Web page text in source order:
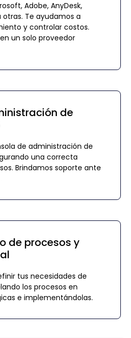
Adobe, AnyDesk,
otras. Te ayudamos a
y controlar costos.
un solo proveedor
de
de administración de
una correcta
Brindamos soporte ante
de procesos y
tus necesidades de
los procesos en
e implementándolas.